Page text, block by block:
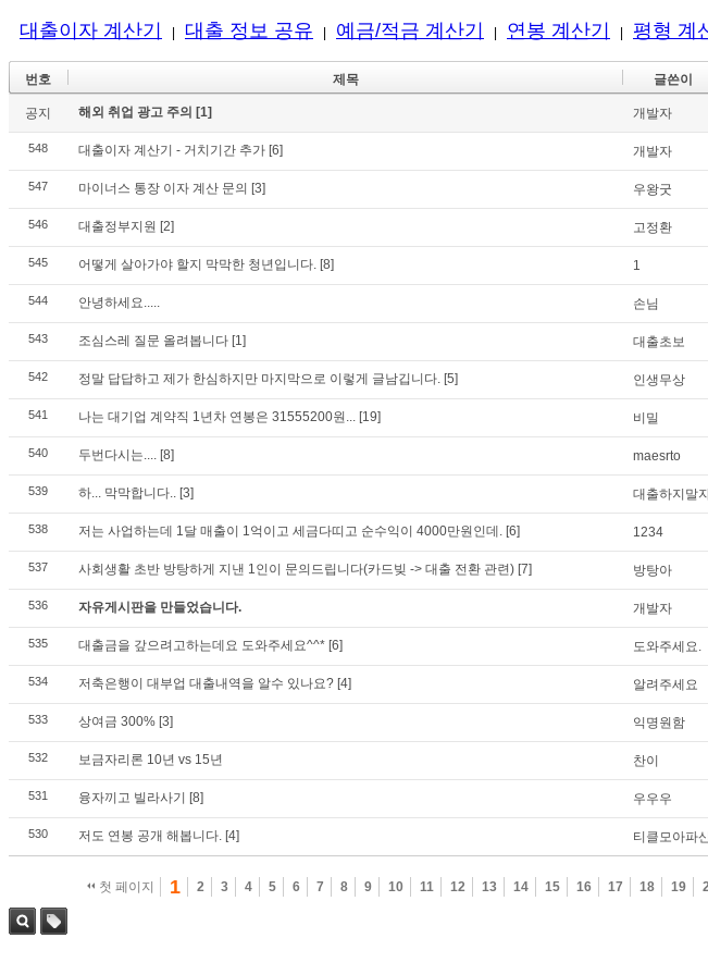
대출이자 계산기 대출 정보 공유 예금/적금 계산기 연봉 계산기 평형 계
번호 제목 글쓴이
공지 해외 취업 광고 주의 [1] 개발자
548 대출이자 계산기 - 거치기간 추가 [6] 개발자
547 마이너스 통장 이자 계산 문의 [3] 우왕굿
546 대출정부지원 [2] 고정환
545 어떻게 살아가야 할지 막막한 청년입니다. [8] 1
544 안녕하세요..... 손님
543 조심스레 질문 올려봅니다 [1] 대출초보
542 정말 답답하고 제가 한심하지만 마지막으로 이렇게 글남깁니다. [5] 인생무상
541 나는 대기업 계약직 1년차 연봉은 31555200원... [19] 비밀
540 두번다시는.... [8] maesrto
539 하... 막막합니다.. [3] 대출하지말
538 저는 사업하는데 1달 매출이 1억이고 세금다띠고 순수익이 4000만원인데. [6] 1234
537 사회생활 초반 방탕하게 지낸 1인이 문의드립니다(카드빚 -> 대출 전환 관련) [7] 방탕아
536 자유게시판을 만들었습니다. 개발자
535 대출금을 갚으려고하는데요 도와주세요^^* [6] 도와주세요.
534 저축은행이 대부업 대출내역을 알수 있나요? [4] 알려주세요
533 상여금 300% [3] 익명원함
532 보금자리론 10년 vs 15년 찬이
531 융자끼고 빌라사기 [8] 우우우
530 저도 연봉 공개 해봅니다. [4] 티클모아파
첫 페이지 1 2 3 4 5 6 7 8 9 10 11 12 13 14 15 16 17 18 19